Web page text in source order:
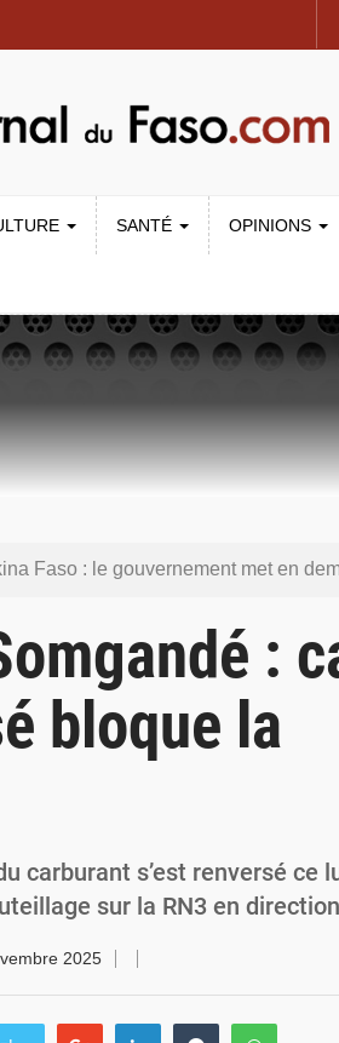
SANTÉ OPINIONS
: le gouvernement met en demeure l’artiste Kosa Pic de retirer de toutes les plateformes,
du 5 août : Ibrahim Traoré appelle à faire de la Révolution progressiste
Faso : l’ALP ratifie le protocole de Montréal 2014 pour
:
bloque la
carburant s’est renversé ce
sur la RN3 en
2025